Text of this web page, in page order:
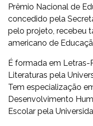
Prêmio Nacional de
concedido pela
pelo projeto, recebeu
americano de
É formada em Letras-
Literaturas pela
Tem especialização
Desenvolvimento
Escolar pela